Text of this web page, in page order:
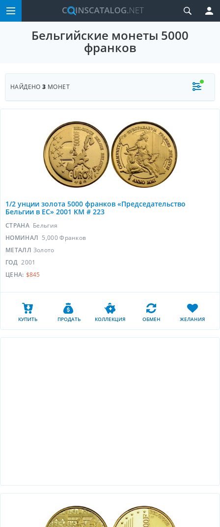
Бельгийские монеты 5000
франков
НАЙДЕНО3 МОНЕТ
1/2 унции золота 5000 франков «Председательство
Бельгии в ЕС» 2001 KM # 223
СТРАНА Бельгия
НОМИНАЛ 5,000 Франков
МЕТАЛЛ Золото
ГОД 2001
ЦЕНА: $845
КУПИТЬ ПРОДАТЬ КОЛЛЕКЦИЯ ОБМЕН ЖЕЛАНИЯ